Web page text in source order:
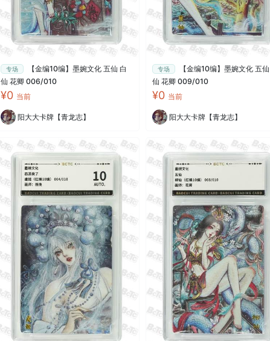
专场
【金编10编】墨婉文化 五仙 白
仙 花卿 006/010
¥0 当前
阳大大卡牌【青龙志】
专场
【金编10编】墨婉文化 五
仙 花卿 009/010
¥0 当前
阳大大卡牌【青龙志】